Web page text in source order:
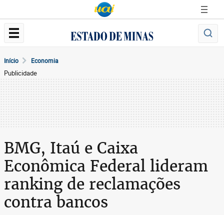
Início Economia
Publicidade
BMG, Itaú e Caixa
Econômica Federal lideram
ranking de reclamações
contra bancos